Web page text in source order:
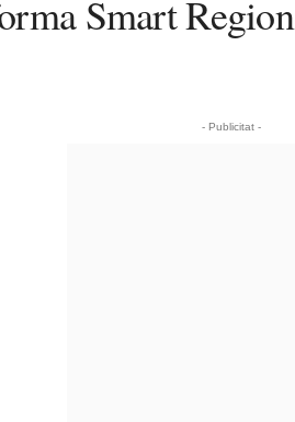
Smart Region
- Publicitat -